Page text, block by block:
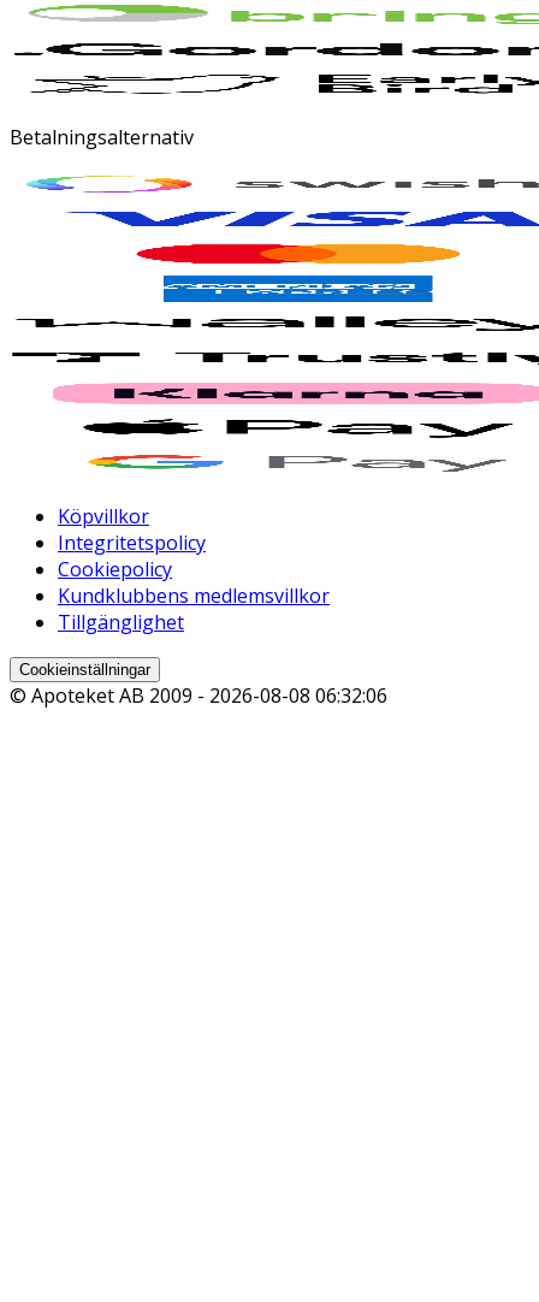
Betalningsalternativ
Köpvillkor
Integritetspolicy
Cookiepolicy
Kundklubbens medlemsvillkor
Tillgänglighet
Cookieinställningar
© Apoteket AB 2009 - 2026-08-08 06:32:06